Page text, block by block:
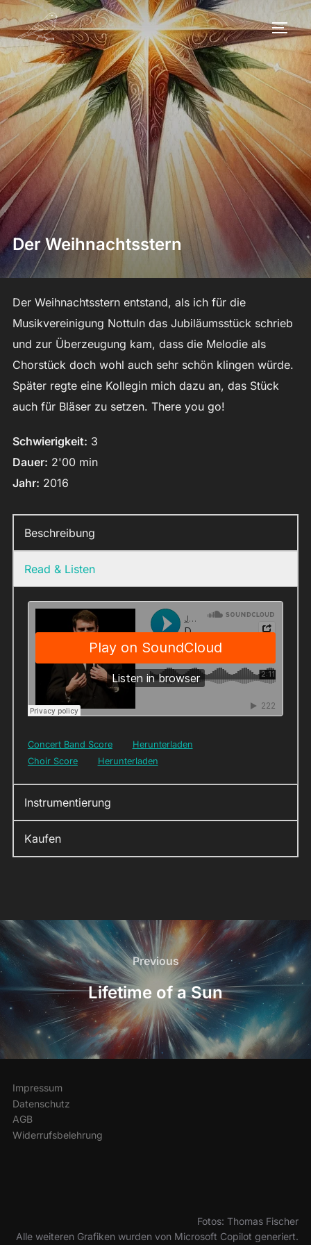
Zum
Inhalt
springen
Der Weihnachtsstern
Der Weihnachtsstern entstand, als ich für die
Musikvereinigung Nottuln das Jubiläumsstück schrieb
und zur Überzeugung kam, dass die Melodie als
Chorstück doch wohl auch sehr schön klingen würde.
Später regte eine Kollegin mich dazu an, das Stück
auch für Bläser zu setzen. There you go!
Schwierigkeit: 3
Dauer: 2'00 min
Jahr: 2016
Beschreibung
Read & Listen
Concert Band Score
Herunterladen
Choir Score
Herunterladen
Instrumentierung
Kaufen
Beitragsnavigation
Previous
Previous
Lifetime of a Sun
Impressum
Datenschutz
AGB
Widerrufsbelehrung
Fotos: Thomas Fischer
Alle weiteren Grafiken wurden von Microsoft Copilot generiert.